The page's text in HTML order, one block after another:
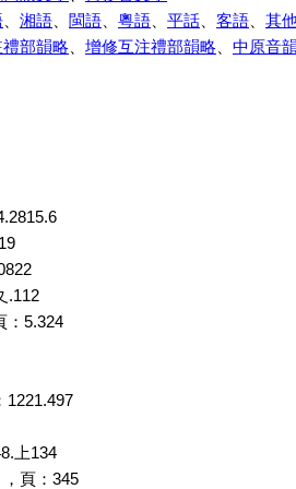
湘語 閩語 粵語 平話 客語
其
禮部韻略 增修互注禮部韻略 中原音韻
.112
：5.324
1221.497
上134
頁：345